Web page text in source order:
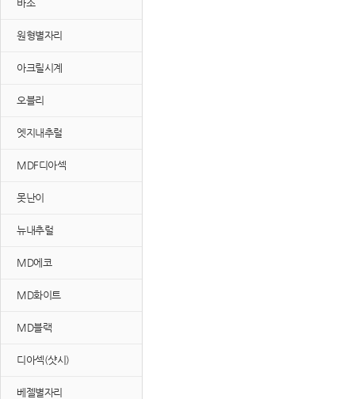
바소
원형별자리
아크릴시계
오블리
엣지내추럴
MDF디아섹
못난이
뉴내추럴
MD에코
MD화이트
MD블랙
디아섹(샷시)
베젤별자리